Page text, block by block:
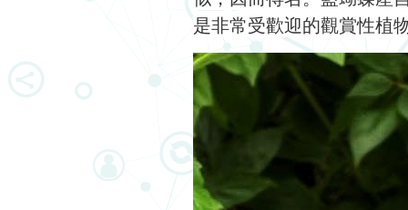
是非常受歡迎的觀賞性植